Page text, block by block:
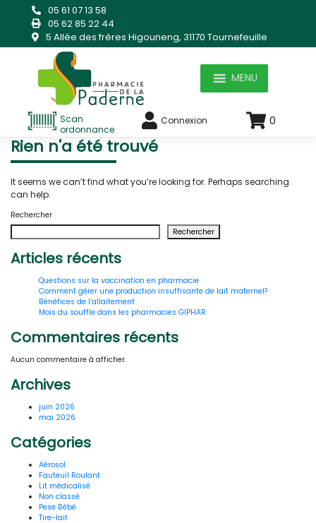
05 61 07 13 58
05 62 85 22 44
5 Allée des frères Higouneng, 31170 Tournefeuille
MENU
Scan
ordonnance
Connexion 0
Rien n'a été trouvé
It seems we can’t find what you’re looking for. Perhaps searching
can help.
Rechercher
Rechercher
Articles récents
Questions sur la vaccination en pharmacie
Comment gérer une production insuffisante de lait maternel?
Bénéfices de l’allaitement
Mois du souffle dans les pharmacies GIPHAR
Commentaires récents
Aucun commentaire à afficher.
Archives
juin 2026
mai 2026
Catégories
Aérosol
Fauteuil Roulant
Lit médicalisé
Non classé
Pese Bébé
Tire-lait